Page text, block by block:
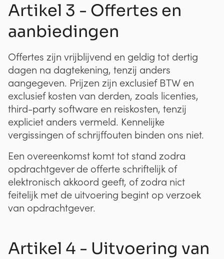
Artikel 3 - Offertes en
aanbiedingen
Offertes zijn vrijblijvend en geldig tot dertig
dagen na dagtekening, tenzij anders
aangegeven. Prijzen zijn exclusief BTW en
exclusief kosten van derden, zoals licenties,
third-party software en reiskosten, tenzij
expliciet anders vermeld. Kennelijke
vergissingen of schrijffouten binden ons niet.
Een overeenkomst komt tot stand zodra
opdrachtgever de offerte schriftelijk of
elektronisch akkoord geeft, of zodra nict
feitelijk met de uitvoering begint op verzoek
van opdrachtgever.
Artikel 4 - Uitvoering van